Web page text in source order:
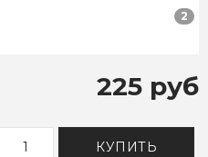
2
225 руб
КУПИТЬ